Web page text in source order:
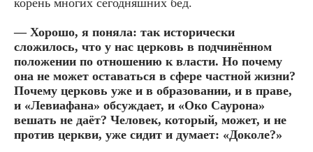
— Хорошо, я поняла: так исторически
сложилось, что у нас церковь в подчинённом
положении по отношению к власти. Но почему
она не может оставаться в сфере частной жизни?
Почему церковь уже и в образовании, и в праве,
и «Левиафана» обсуждает, и «Око Саурона»
вешать не даёт? Человек, который, может, и не
против церкви, уже сидит и думает: «Доколе?»